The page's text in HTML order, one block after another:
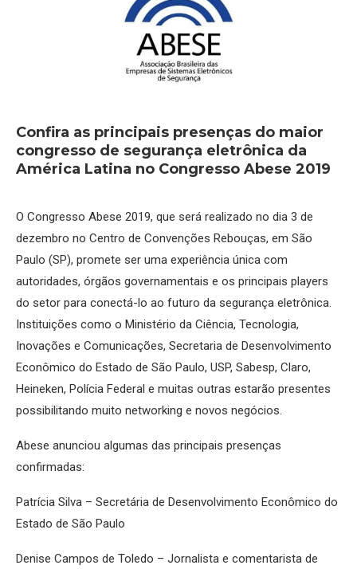
Confira as principais presenças do maior
congresso de segurança eletrônica da
América Latina no Congresso Abese 2019
O Congresso Abese 2019, que será realizado no dia 3 de
dezembro no Centro de Convenções Rebouças, em São
Paulo (SP), promete ser uma experiência única com
autoridades, órgãos governamentais e os principais players
do setor para conectá-lo ao futuro da segurança eletrônica.
Instituições como o Ministério da Ciência, Tecnologia,
Inovações e Comunicações, Secretaria de Desenvolvimento
Econômico do Estado de São Paulo, USP, Sabesp, Claro,
Heineken, Polícia Federal e muitas outras estarão presentes
possibilitando muito networking e novos negócios.
Abese anunciou algumas das principais presenças
confirmadas:
Patrícia Silva – Secretária de Desenvolvimento Econômico do
Estado de São Paulo
Denise Campos de Toledo – Jornalista e comentarista de